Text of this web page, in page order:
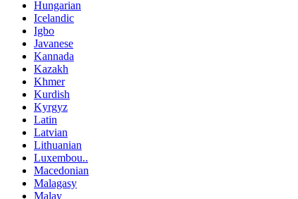
Hungarian
Icelandic
Igbo
Javanese
Kannada
Kazakh
Khmer
Kurdish
Kyrgyz
Latin
Latvian
Lithuanian
Luxembou..
Macedonian
Malagasy
Malay